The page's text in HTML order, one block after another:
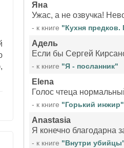
Яна
- к книге "Кухня
Адель
- к книге "Я - посланник"
Elena
- к книге "Горький инжир"
Anastasia
- к книге "Внутри